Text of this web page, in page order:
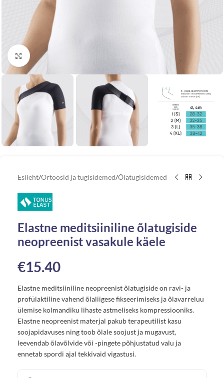
Vaata suuremat pilti
Esileht/Ortoosid ja tugisidemed/Õlatugisidemed
Elastne meditsiiniline õlatugiside
neopreenist vasakule käele
€15.40
Elastne meditsiiniline neopreenist õlatugiside on ravi- ja
profülaktiline vahend õlaliigese fikseerimiseks ja õlavarreluu
ülemise kolmandiku lihaste astmeliseks kompressiooniks.
Elastne neopreenist materjal pakub terapeutilist kasu
soojapidavuses ning toob õlale soojust ja mugavust,
leevendab õlavõlvide või -pingete põhjustatud valu ja
ennetab spordi ajal tekkivaid vigastusi.